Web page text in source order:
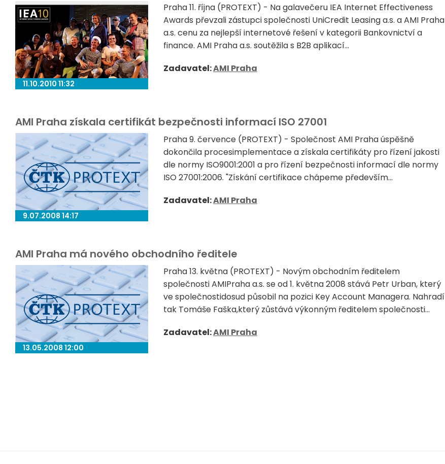
11.10.2010 11:32
Praha 11. října (PROTEXT) - Na galavečeru IEA Internet Effectiveness
Awards převzali zástupci společnosti UniCredit Leasing a.s. a AMI Praha
a.s. cenu za nejlepší internetové řešení v kategorii Bankovnictví a
finance. AMI Praha a.s. soutěžila s B2B aplikací...
Zadavatel:AMI Praha
AMI Praha získala certifikát bezpečnosti informací ISO 27001
9.07.2008 14:17
Praha 9. července (PROTEXT) - Společnost AMI Praha úspěšně
dokončila procesimplementace a získala certifikáty pro řízení jakosti
dle normy ISO9001:2001 a pro řízení bezpečnosti informací dle normy
ISO 27001:2006. "Získání certifikace chápeme především...
Zadavatel:AMI Praha
AMI Praha má nového obchodního ředitele
13.05.2008 12:00
Praha 13. května (PROTEXT) - Novým obchodním ředitelem
společnosti AMIPraha a.s. se od 1. května 2008 stává Petr Urban, který
ve společnostidosud působil na pozici Key Account Managera. Nahradí
tak Tomáše Faška,který zůstává výkonným ředitelem společnosti...
Zadavatel:AMI Praha